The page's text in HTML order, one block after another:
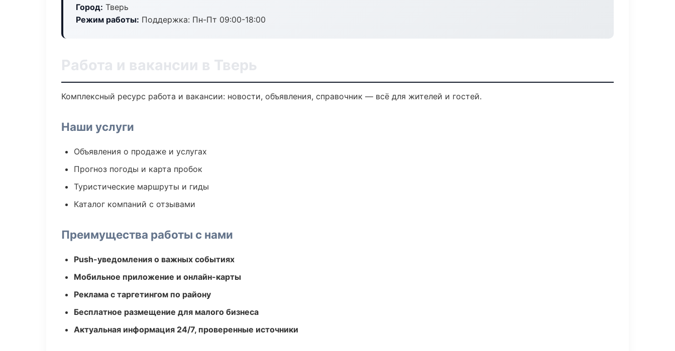
Город: Тверь
Режим работы: Поддержка: Пн-Пт 09:00-18:00
Работа и вакансии в Тверь
Комплексный ресурс работа и вакансии: новости, объявления, справочник — всё для жителей и гостей.
Наши услуги
Объявления о продаже и услугах
Прогноз погоды и карта пробок
Туристические маршруты и гиды
Каталог компаний с отзывами
Преимущества работы с нами
Push-уведомления о важных событиях
Мобильное приложение и онлайн-карты
Реклама с таргетингом по району
Бесплатное размещение для малого бизнеса
Актуальная информация 24/7, проверенные источники